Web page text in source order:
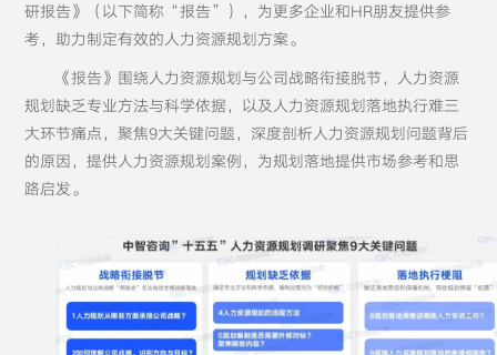
研报告》（以下简称“报告”），为更多企业和HR朋友提供参
考，助力制定有效的人力资源规划方案。
《报告》围绕人力资源规划与公司战略衔接脱节，人力资源
规划缺乏专业方法与科学依据，以及人力资源规划落地执行难三
大环节痛点，聚焦9大关键问题，深度剖析人力资源规划问题背后
的原因，提供人力资源规划案例，为规划落地提供市场参考和思
路启发。